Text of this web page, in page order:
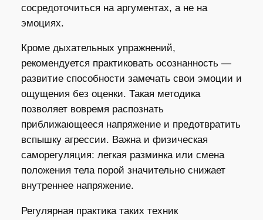
сосредоточиться на аргументах, а не на
эмоциях.
Кроме дыхательных упражнений,
рекомендуется практиковать осознанность —
развитие способности замечать свои эмоции и
ощущения без оценки. Такая методика
позволяет вовремя распознать
приближающееся напряжение и предотвратить
вспышку агрессии. Важна и физическая
саморегуляция: легкая разминка или смена
положения тела порой значительно снижает
внутреннее напряжение.
Регулярная практика таких техник